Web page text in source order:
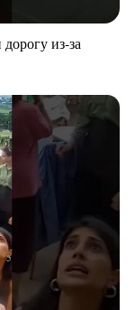
из-за